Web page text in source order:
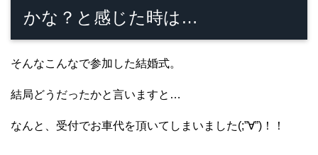
かな？と感じた時は…
そんなこんなで参加した結婚式。
結局どうだったかと言いますと…
なんと、受付でお車代を頂いてしまいました(;”∀”)！！